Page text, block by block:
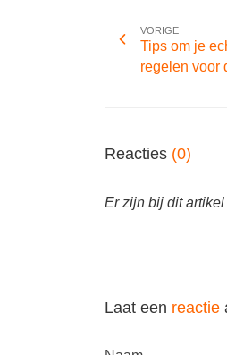
VORIGE
Tips om je
regelen voor
Reacties (0)
Er zijn bij dit
Laat een reactie